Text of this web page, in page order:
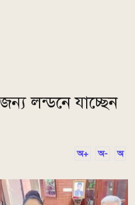
লন্ডনে যাচ্ছেন
অ+ অ- অ